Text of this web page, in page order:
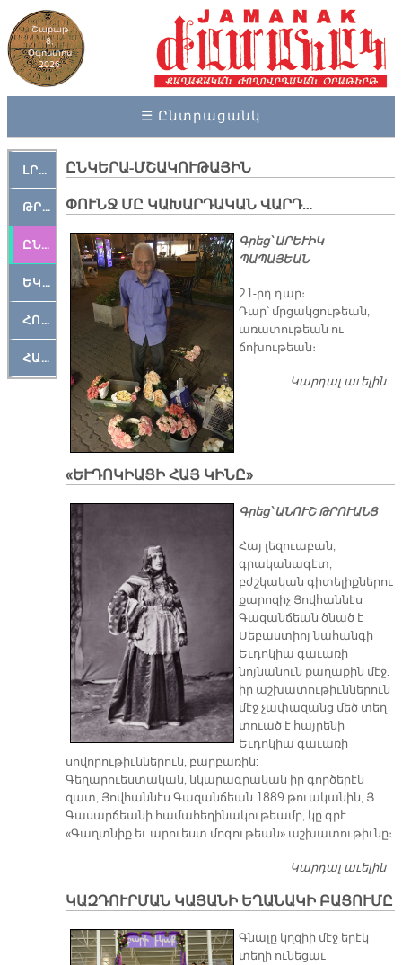
Շաբաթ
8,
Օգոստոս
2026
☰ Ընտրացանկ
ԼՐԱՀՈՍ
ԹՐՔԱՀԱՅ ԿԵԱՆՔ
ԸՆԿԵՐԱՄՇԱԿՈՒԹԱՅԻՆ
ԵԿԵՂԵՑԱԿԱՆ
ՀՈԳԵՄՏԱՒՈՐ
ՀԱՐԹԱԿ
ԸՆԿԵՐԱ-ՄՇԱԿՈՒԹԱՅԻՆ
ՓՈՒՆՋ ՄԸ ԿԱԽԱՐԴԱԿԱՆ ՎԱՐԴ…
Գրեց՝ ԱՐԵՒԻԿ
ՊԱՊԱՅԵԱՆ
21-րդ դար։
Դար՝ մրցակցութեան,
առատութեան ու
ճոխութեան։
Կարդալ աւելին
«ԵՒԴՈԿԻԱՑԻ ՀԱՅ ԿԻՆԸ»
Գրեց՝ ԱՆՈՒՇ ԹՐՈՒԱՆՑ
Հայ լեզուաբան,
գրականագէտ,
բժշկական գիտելիքներու
քարոզիչ Յովհաննէս
Գազանճեան ծնած է
Սեբաստիոյ նահանգի
Եւդոկիա գաւառի
նոյնանուն քաղաքին մէջ.
իր աշխատութիւններուն
մէջ չափազանց մեծ տեղ
տուած է հայրենի
Եւդոկիա գաւառի
սովորութիւններուն, բարբառին:
Գեղարուեստական, նկարագրական իր գործերէն
զատ, Յովհաննէս Գազանճեան 1889 թուականին, Յ.
Գասարճեանի համահեղինակութեամբ, կը գրէ
«Գաղտնիք եւ արուեստ մոգութեան» աշխատութիւնը։
Կարդալ աւելին
ԿԱԶԴՈՒՐՄԱՆ ԿԱՅԱՆԻ ԵՂԱՆԱԿԻ ԲԱՑՈՒՄԸ
Գնալը կղզիի մէջ երէկ
տեղի ունեցաւ